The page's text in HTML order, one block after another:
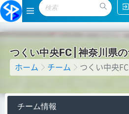
つく い中央FC 神奈川県の
ホーム チーム つくい中央FC
チーム情報